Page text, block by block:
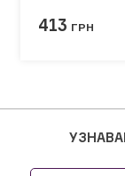
413 ГРН